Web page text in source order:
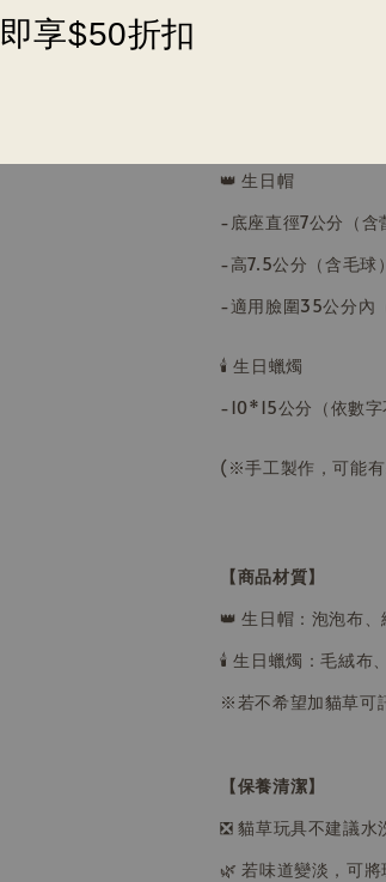
即享$50折扣
⚠️編織繩（燭芯）若
👑 生日帽
-底座直徑7公分（含
-高7.5公分（含毛球）
-適用臉圍35公分內
🕯️ 生日蠟燭
-10*15公分（依數字
(※手工製作，可能
【商品材質】
👑 生日帽：泡泡布
🕯️ 生日蠟燭：毛絨布
※若不希望加貓草可
【保養清潔】
❎ 貓草玩具不建議
🌿 若味道變淡，可